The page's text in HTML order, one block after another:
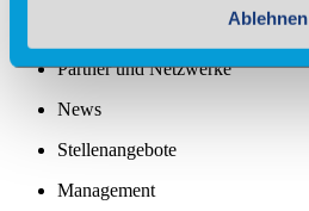
Ablehnen
Partner und Netzwerke
News
Stellenangebote
Management